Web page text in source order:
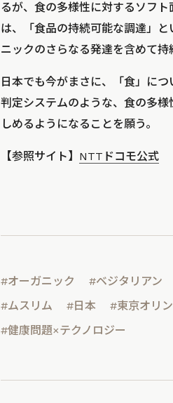
るが、食の多様性に対するソフ
は、「食品の持続可能な調達」
ニックのさらなる発達を含めて持
日本でも今がまさに、「食」に
判定システムのような、食の多
しめるようになることを願う。
【参照サイト】 NTTドコモ公式
#オーガニック #ベジタリアン
#ムスリム
#日本 #東京オリ
#健康問題×テクノロジー